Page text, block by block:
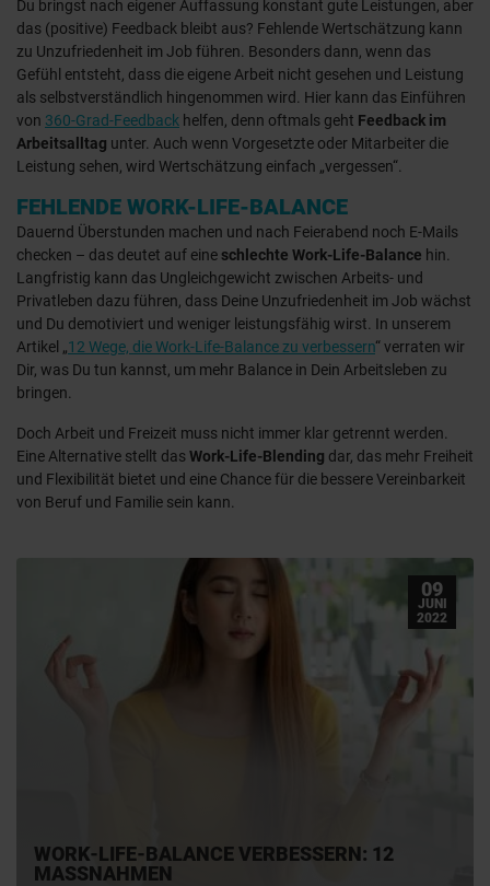
Du bringst nach eigener Auffassung konstant gute Leistungen, aber
das (positive) Feedback bleibt aus? Fehlende Wertschätzung kann
zu Unzufriedenheit im Job führen. Besonders dann, wenn das
Gefühl entsteht, dass die eigene Arbeit nicht gesehen und Leistung
als selbstverständlich hingenommen wird. Hier kann das Einführen
von 360-Grad-Feedback helfen, denn oftmals geht Feedback im
Arbeitsalltag unter. Auch wenn Vorgesetzte oder Mitarbeiter die
Leistung sehen, wird Wertschätzung einfach „vergessen“.
FEHLENDE WORK-LIFE-BALANCE
Dauernd Überstunden machen und nach Feierabend noch E-Mails
checken – das deutet auf eine schlechte Work-Life-Balance hin.
Langfristig kann das Ungleichgewicht zwischen Arbeits- und
Privatleben dazu führen, dass Deine Unzufriedenheit im Job wächst
und Du demotiviert und weniger leistungsfähig wirst. In unserem
Artikel „12 Wege, die Work-Life-Balance zu verbessern“ verraten wir
Dir, was Du tun kannst, um mehr Balance in Dein Arbeitsleben zu
bringen.
Doch Arbeit und Freizeit muss nicht immer klar getrennt werden.
Eine Alternative stellt dasWork-Life-Blending dar, das mehr Freiheit
und Flexibilität bietet und eine Chance für die bessere Vereinbarkeit
von Beruf und Familie sein kann.
WORK-LIFE-BALANCE VERBESSERN: 12
MASSNAHMEN
09
JUNI
2022